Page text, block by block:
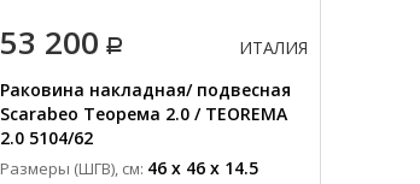
53 200
ИТАЛИЯ
Раковина накладная/ подвесная
Scarabeo Теорема 2.0 / TEOREMA
2.0 5104/62
Размеры (ШГВ), см: 46 x 46 x 14.5